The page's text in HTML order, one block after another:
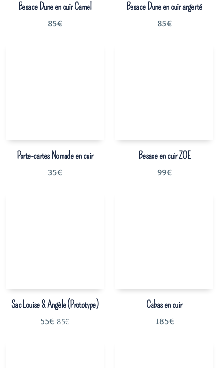
Besace Dune en cuir Camel
85€
Besace Dune en cuir argenté
85€
Porte-cartes Nomade en cuir
35€
Besace en cuir ZOE
99€
Sac Louise & Angèle (Prototype)
55€ 85€
Cabas en cuir
185€